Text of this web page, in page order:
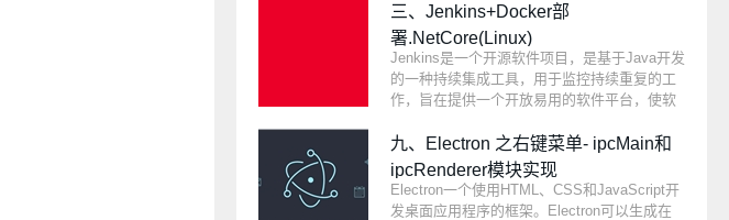
目，无论用的是什么平台。这是一个免费的源
代码，可以处理任何类型的构建或持续集成。
集成Jenkins可以用于一些测试和部署技术。
三、Jenkins+Docker部
署.NetCore(Linux)
Jenkins是一个开源软件项目，是基于Java开发
的一种持续集成工具，用于监控持续重复的工
作，旨在提供一个开放易用的软件平台，使软
大的应用程序，允许持续集成和持续交付项
目，无论用的是什么平台。这是一个免费的源
代码，可以处理任何类型的构建或持续集成。
集成Jenkins可以用于一些测试和部署技术。
九、Electron 之右键菜单- ipcMain和
ipcRenderer模块实现
Electron一个使用HTML、CSS和JavaScript开
发桌面应用程序的框架。Electron可以生成在